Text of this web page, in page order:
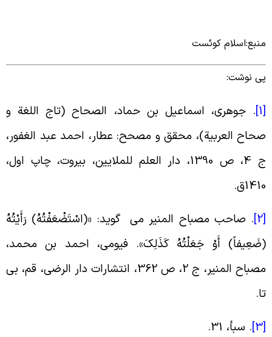
کوئست
نوشت:
. جوهرى، اسماعیل بن حماد، الصحاح (تاج اللغة و
العربیة)، محقق و مصحح: عطار، احمد عبد الغفور،
ج 4، ص 1390، دار العلم للملایین، بیروت، چاپ اول،
.
.صاحب مصباح المنیر می گوید: «(اسْتَضْعَفْتُهُ) رَأَیْتُهُ
أَوْ جَعَلْتُهُ کَذَلِکَ». فیومی، احمد بن محمد،
مصباح المنیر، ج 2، ص 362، انتشارات دار الرضی، قم، بی
.
.سبأ، 31
.